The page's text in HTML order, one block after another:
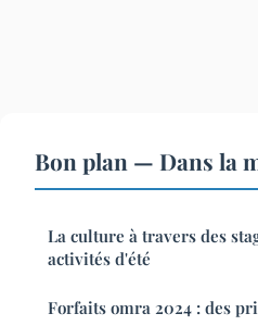
Bon plan — Dans la
La culture à travers des
activités d'été
Forfaits omra 2024 : des